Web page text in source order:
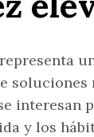
y los